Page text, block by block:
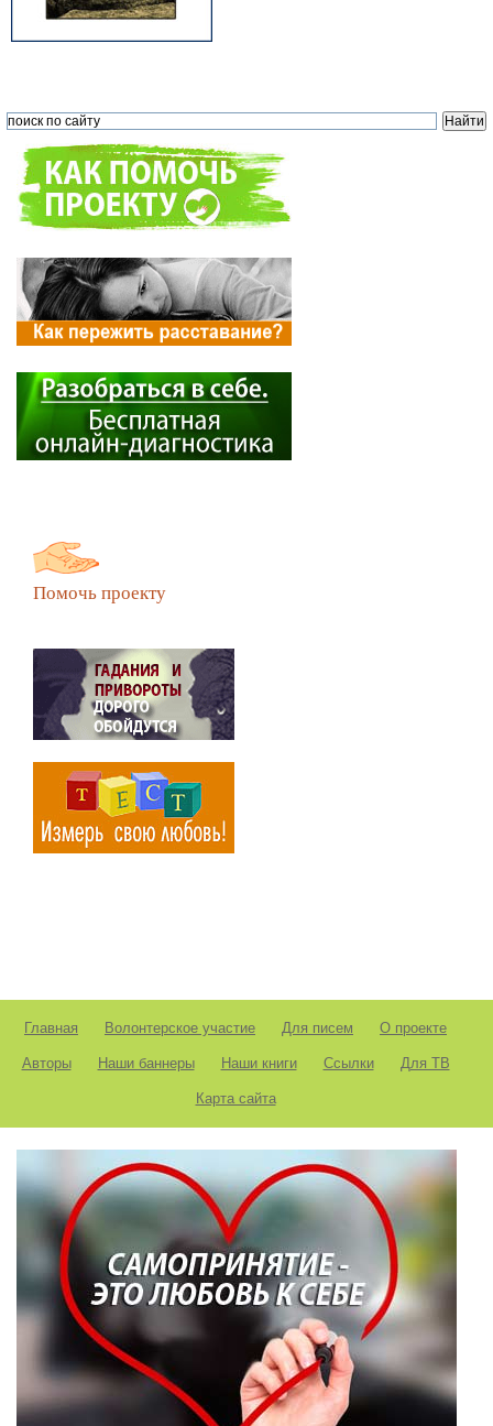
Помочь проекту
Главная Волонтерское участие Для писем О проекте
Авторы Наши баннеры Наши книги Ссылки Для ТВ
Карта сайта